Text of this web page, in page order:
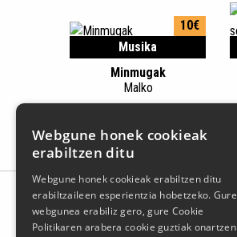
Musika
10€
Minmugak
Malko
Webgune honek cookieak
erabiltzen ditu
Webgune honek cookieak erabiltzen ditu
erabiltzaileen esperientzia hobetzeko. Gure
webgunea erabiliz gero, gure Cookie
Politikaren arabera cookie guztiak onartzen